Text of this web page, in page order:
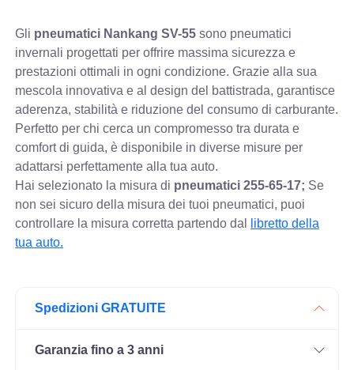
Gli pneumatici Nankang SV-55 sono pneumatici
invernali progettati per offrire massima sicurezza e
prestazioni ottimali in ogni condizione. Grazie alla sua
mescola innovativa e al design del battistrada, garantisce
aderenza, stabilità e riduzione del consumo di carburante.
Perfetto per chi cerca un compromesso tra durata e
comfort di guida, è disponibile in diverse misure per
adattarsi perfettamente alla tua auto.
Hai selezionato la misura di pneumatici255-65-17; Se
non sei sicuro della misura dei tuoi pneumatici, puoi
controllare la misura corretta partendo dal
libretto della
tua auto.
Spedizioni GRATUITE
Garanzia fino a 3 anni